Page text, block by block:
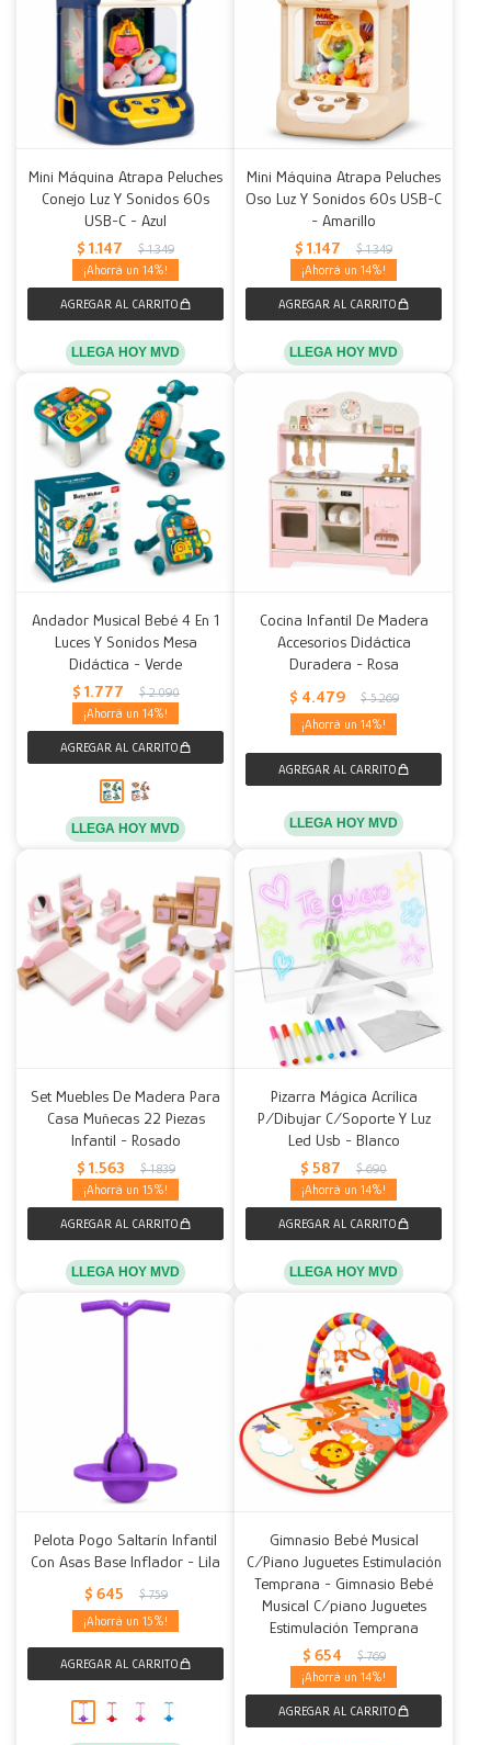
Mini Máquina Atrapa Peluches
Conejo Luz Y Sonidos 60s
USB-C - Azul
$ 1.147 $ 1.349
14
LLEGA HOY MVD
Mini Máquina Atrapa Peluches
Oso Luz Y Sonidos 60s USB-C
- Amarillo
$ 1.147 $ 1.349
14
LLEGA HOY MVD
Andador Musical Bebé 4 En 1
Luces Y Sonidos Mesa
Didáctica - Verde
$ 1.777 $ 2.090
14
LLEGA HOY MVD
Cocina Infantil De Madera
Accesorios Didáctica
Duradera - Rosa
$ 4.479 $ 5.269
14
LLEGA HOY MVD
Set Muebles De Madera Para
Casa Muñecas 22 Piezas
Infantil - Rosado
$ 1.563 $ 1.839
15
LLEGA HOY MVD
Pizarra Mágica Acrílica
P/Dibujar C/Soporte Y Luz
Led Usb - Blanco
$ 587 $ 690
14
LLEGA HOY MVD
Pelota Pogo Saltarín Infantil
Con Asas Base Inflador - Lila
$ 645 $ 759
15
Gimnasio Bebé Musical
C/Piano Juguetes Estimulación
Temprana - Gimnasio Bebé
Musical C/piano Juguetes
Estimulación Temprana
$ 654 $ 769
14